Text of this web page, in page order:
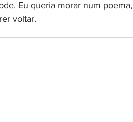
Eu queria morar num
voltar.